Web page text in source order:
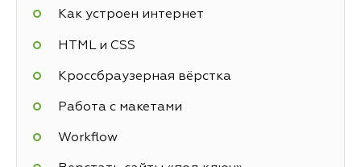
Как устроен интернет
HTML и CSS
Кроссбраузерная вёрстка
Работа с макетами
Workflow